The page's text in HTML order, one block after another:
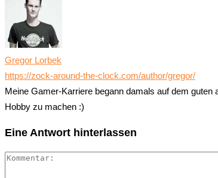
Gregor Lorbek
https://zock-around-the-clock.com/author/gregor/
Meine Gamer-Karriere begann damals auf dem
Hobby zu machen :)
Eine Antwort hinterlassen